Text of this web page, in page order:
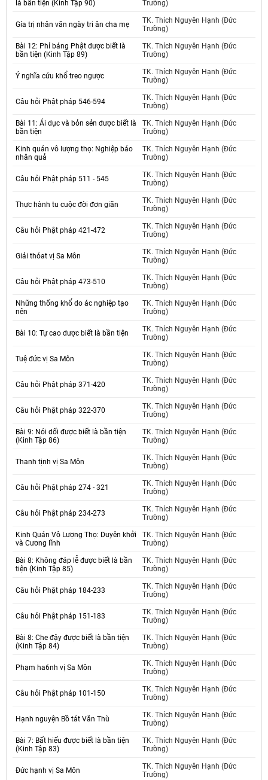
là bần tiện (Kinh Tập 90) Trường)
Gía trị nhân văn ngày tri ân cha mẹ
TK. Thích Nguyên Hạnh (Đức
Trường)
Bài 12: Phỉ báng Phật được biết là
bần tiện (Kinh Tập 89)
TK. Thích Nguyên Hạnh (Đức
Trường)
Ý nghĩa cứu khổ treo ngược
TK. Thích Nguyên Hạnh (Đức
Trường)
Câu hỏi Phật pháp 546-594
TK. Thích Nguyên Hạnh (Đức
Trường)
Bài 11: Ái dục và bỏn sẻn được biết là
bần tiện
TK. Thích Nguyên Hạnh (Đức
Trường)
Kinh quán vô lượng thọ: Nghiệp báo
nhân quả
TK. Thích Nguyên Hạnh (Đức
Trường)
Câu hỏi Phật pháp 511 - 545
TK. Thích Nguyên Hạnh (Đức
Trường)
Thực hành tu cuộc đời đơn giãn
TK. Thích Nguyên Hạnh (Đức
Trường)
Câu hỏi Phật pháp 421-472
TK. Thích Nguyên Hạnh (Đức
Trường)
Giải thóat vị Sa Môn
TK. Thích Nguyên Hạnh (Đức
Trường)
Câu hỏi Phật pháp 473-510
TK. Thích Nguyên Hạnh (Đức
Trường)
Những thống khổ do ác nghiệp tạo
nên
TK. Thích Nguyên Hạnh (Đức
Trường)
Bài 10: Tự cao được biết là bần tiện
TK. Thích Nguyên Hạnh (Đức
Trường)
Tuệ đức vị Sa Môn
TK. Thích Nguyên Hạnh (Đức
Trường)
Câu hỏi Phật pháp 371-420
TK. Thích Nguyên Hạnh (Đức
Trường)
Câu hỏi Phật pháp 322-370
TK. Thích Nguyên Hạnh (Đức
Trường)
Bài 9: Nói dối được biết là bần tiện
(Kinh Tập 86)
TK. Thích Nguyên Hạnh (Đức
Trường)
Thanh tịnh vị Sa Môn
TK. Thích Nguyên Hạnh (Đức
Trường)
Câu hỏi Phật pháp 274 - 321
TK. Thích Nguyên Hạnh (Đức
Trường)
Câu hỏi Phật pháp 234-273
TK. Thích Nguyên Hạnh (Đức
Trường)
Kinh Quán Vô Lượng Thọ: Duyên khởi
và Cương lĩnh
TK. Thích Nguyên Hạnh (Đức
Trường)
Bài 8: Không đáp lễ được biết là bần
tiện (Kinh Tập 85)
TK. Thích Nguyên Hạnh (Đức
Trường)
Câu hỏi Phật pháp 184-233
TK. Thích Nguyên Hạnh (Đức
Trường)
Câu hỏi Phật pháp 151-183
TK. Thích Nguyên Hạnh (Đức
Trường)
Bài 8: Che đậy được biết là bần tiện
(Kinh Tập 84)
TK. Thích Nguyên Hạnh (Đức
Trường)
Phạm ha6nh vị Sa Môn
TK. Thích Nguyên Hạnh (Đức
Trường)
Câu hỏi Phật pháp 101-150
TK. Thích Nguyên Hạnh (Đức
Trường)
Hạnh nguyện Bồ tát Văn Thù
TK. Thích Nguyên Hạnh (Đức
Trường)
Bài 7: Bất hiếu được biết là bần tiện
(Kinh Tập 83)
TK. Thích Nguyên Hạnh (Đức
Trường)
Đức hạnh vị Sa Môn
TK. Thích Nguyên Hạnh (Đức
Trường)